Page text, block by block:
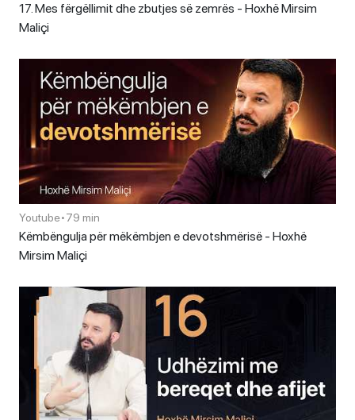
17. Mes fërgëllimit dhe zbutjes së zemrës - Hoxhë Mirsim
Maliçi
Youtube•79 min
Këmbëngulja për mëkëmbjen e devotshmërisë - Hoxhë
Mirsim Maliçi